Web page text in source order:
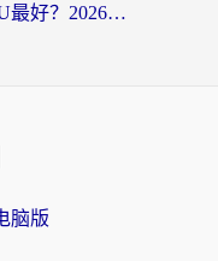
国外用什么加速器玩奇迹MU最好？2026海外玩家国服游戏加速全攻略
脑版